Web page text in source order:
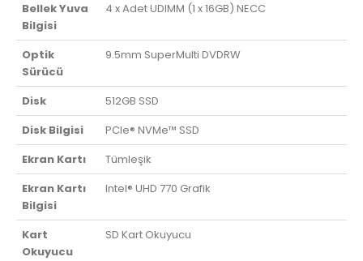
Bellek Yuva
Bilgisi
4 x Adet UDIMM (1 x 16GB) NECC
Optik
Sürücü
9.5mm SuperMulti DVDRW
Disk
512GB SSD
Disk Bilgisi
PCIe® NVMe™ SSD
Ekran Kartı
Tümleşik
Ekran Kartı
Bilgisi
Intel® UHD 770 Grafik
Kart
Okuyucu
SD Kart Okuyucu